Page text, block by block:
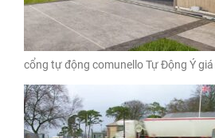
cổng tự động comunello Tự Động Ý